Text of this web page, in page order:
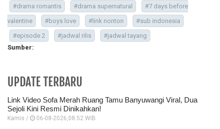
#drama romantis
#drama supernatural
#7 days before
valentine
#boys love #link nonton
#sub indonesia
#episode 2
#jadwal rilis
#jadwal tayang
Sumber:
UPDATE TERBARU
Link Video Sofa Merah Ruang Tamu Banyuwangi Viral, Dua
Sejoli Kini Resmi Dinikahkan!
Kamis / 06-08-2026,08:52 WIB